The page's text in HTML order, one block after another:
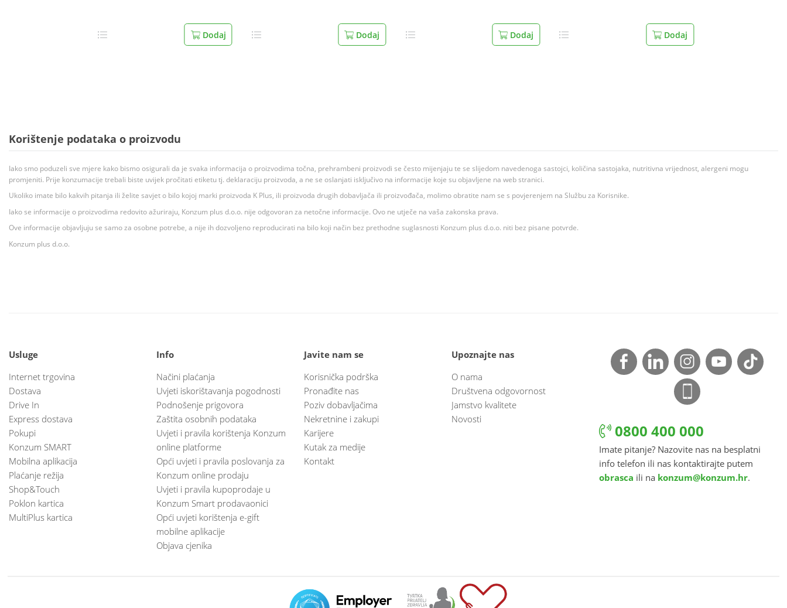
Dodaj Dodaj Dodaj Dodaj
Korištenje podataka o proizvodu
Iako smo poduzeli sve mjere kako bismo osigurali da je svaka informacija o proizvodima točna, prehrambeni proizvodi se često mijenjaju te se slijedom navedenoga sastojci, količina sastojaka, nutritivna vrijednost, alergeni mogu
promjeniti. Prije konzumacije trebali biste uvijek pročitati etiketu tj. deklaraciju proizvoda, a ne se oslanjati isključivo na informacije koje su objavljene na web stranici.
Ukoliko imate bilo kakvih pitanja ili želite savjet o bilo kojoj marki proizvoda K Plus, ili proizvoda drugih dobavljača ili proizvođača, molimo obratite nam se s povjerenjem na Službu za Korisnike.
Iako se informacije o proizvodima redovito ažuriraju, Konzum plus d.o.o. nije odgovoran za netočne informacije. Ovo ne utječe na vaša zakonska prava.
Ove informacije objavljuju se samo za osobne potrebe, a nije ih dozvoljeno reproducirati na bilo koji način bez prethodne suglasnosti Konzum plus d.o.o. niti bez pisane potvrde.
Konzum plus d.o.o.
Usluge
Internet trgovina
Dostava
Drive In
Express dostava
Pokupi
Konzum SMART
Mobilna aplikacija
Plaćanje režija
Shop&Touch
Poklon kartica
MultiPlus kartica
Info
Načini plaćanja
Uvjeti iskorištavanja pogodnosti
Podnošenje prigovora
Zaštita osobnih podataka
Uvjeti i pravila korištenja Konzum
online platforme
Opći uvjeti i pravila poslovanja za
Konzum online prodaju
Uvjeti i pravila kupoprodaje u
Konzum Smart prodavaonici
Opći uvjeti korištenja e-gift
mobilne aplikacije
Objava cjenika
Javite nam se
Korisnička podrška
Pronađite nas
Poziv dobavljačima
Nekretnine i zakupi
Karijere
Kutak za medije
Kontakt
Upoznajte nas
O nama
Društvena odgovornost
Jamstvo kvalitete
Novosti
0800 400 000
Imate pitanje? Nazovite nas na besplatni
info telefon ili nas kontaktirajte putem
obrasca ili na konzum@konzum.hr.